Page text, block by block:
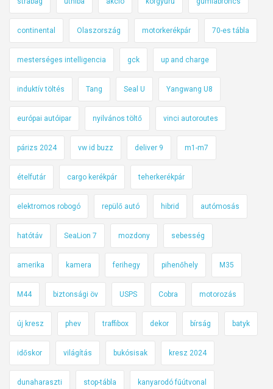
continental Olaszország motorkerékpár 70-es tábla
mesterséges intelligencia gck up and charge
induktív töltés Tang Seal U Yangwang U8
európai autóipar nyilvános töltő vinci autoroutes
párizs 2024 vw id buzz deliver 9 m1-m7
ételfutár cargo kerékpár teherkerékpár
elektromos robogó repülő autó hibrid autómosás
hatótáv SeaLion 7 mozdony sebesség
amerika kamera ferihegy pihenőhely M35
M44 biztonsági öv USPS Cobra motorozás
új kresz phev traffibox dekor bírság batyk
időskor világítás bukósisak kresz 2024
dunaharaszti stop-tábla kanyarodó fűútvonal